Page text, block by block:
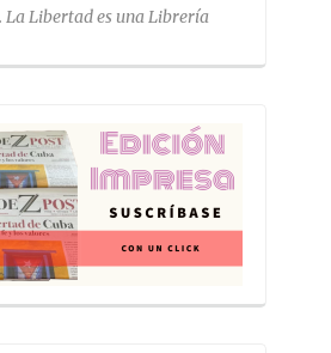
La Libertad es una Librería